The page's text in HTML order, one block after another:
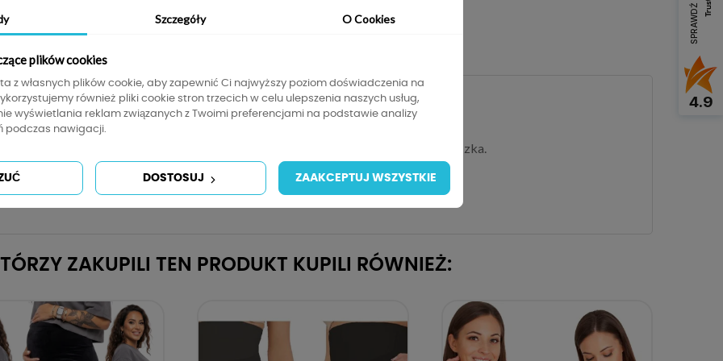
Szczegóły produktu
jak i już po ciąży.
zastosowanej szerokiej gumie, która nie uciska i nie podrażnia delikatnego brzuszka.
stylizacji.
ZAKUPILI TEN PRODUKT KUPILI RÓWNIEŻ:
4.9
Szczegóły O Cookies
plików cookies
z własnych plików cookie, aby zapewnić Ci najwyższy poziom doświadczenia na
również pliki cookie stron trzecich w celu ulepszenia naszych usług,
wyświetlania reklam związanych z Twoimi preferencjami na podstawie analizy
podczas nawigacji.
DOSTOSUJ ZAAKCEPTUJ WSZYSTKIE